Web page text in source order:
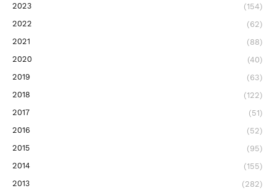
2023
(154)
2022
(62)
2021
(88)
2020
(40)
2019
(63)
2018
(122)
2017
(51)
2016
(52)
2015
(95)
2014
(155)
2013
(282)